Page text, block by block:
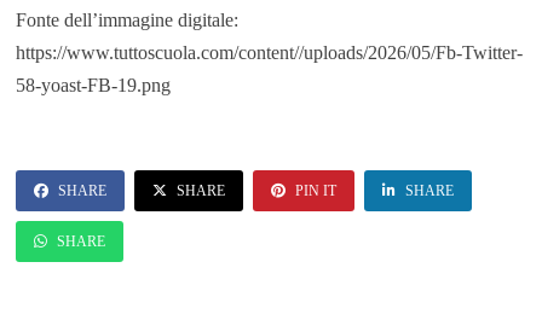
Fonte dell’immagine digitale:
https://www.tuttoscuola.com/content//uploads/2026/05/Fb-Twitter-
58-yoast-FB-19.png
SHARE SHARE PIN IT SHARE
SHARE